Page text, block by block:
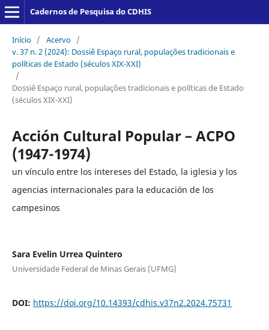
Cadernos de Pesquisa do CDHIS
Início / Acervo /
v. 37 n. 2 (2024): Dossiê Espaço rural, populações tradicionais e
políticas de Estado (séculos XIX-XXI)
/
Dossiê Espaço rural, populações tradicionais e políticas de Estado
(séculos XIX-XXI)
Acción Cultural Popular – ACPO
(1947-1974)
un vínculo entre los intereses del Estado, la iglesia y los
agencias internacionales para la educación de los
campesinos
Sara Evelin Urrea Quintero
Universidade Federal de Minas Gerais (UFMG)
DOI: https://doi.org/10.14393/cdhis.v37n2.2024.75731